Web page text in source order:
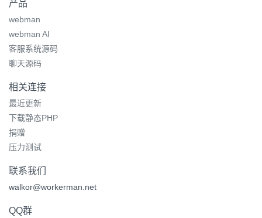
产品
webman
webman AI
客服系统源码
聊天源码
相关连接
最近更新
下载静态PHP
捐赠
压力测试
联系我们
walkor@workerman.net
QQ群